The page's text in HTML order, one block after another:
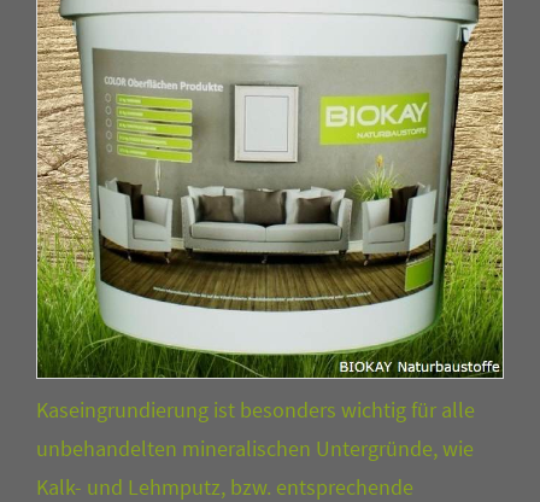
Kaseingrundierung ist besonders wichtig für alle
unbehandelten mineralischen Untergründe, wie
Kalk- und Lehmputz, bzw. entsprechende